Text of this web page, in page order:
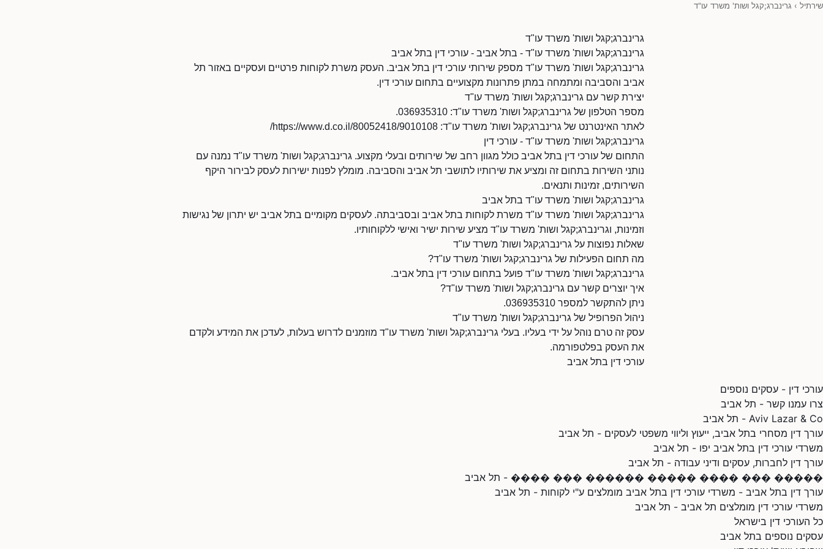
שירתיל › גרינברג;קגל ושות' משרד עו"ד
גרינברג;קגל ושות' משרד עו"ד
גרינברג;קגל ושות' משרד עו"ד - בתל אביב - עורכי דין בתל אביב
גרינברג;קגל ושות' משרד עו"ד מספק שירותי עורכי דין בתל אביב. העסק משרת לקוחות פרטיים ועסקיים באזור תל
אביב והסביבה ומתמחה במתן פתרונות מקצועיים בתחום עורכי דין.
יצירת קשר עם גרינברג;קגל ושות' משרד עו"ד
מספר הטלפון של גרינברג;קגל ושות' משרד עו"ד: 036935310.
לאתר האינטרנט של גרינברג;קגל ושות' משרד עו"ד: https://www.d.co.il/80052418/9010108/
גרינברג;קגל ושות' משרד עו"ד - עורכי דין
התחום של עורכי דין בתל אביב כולל מגוון רחב של שירותים ובעלי מקצוע. גרינברג;קגל ושות' משרד עו"ד נמנה עם
נותני השירות בתחום זה ומציע את שירותיו לתושבי תל אביב והסביבה. מומלץ לפנות ישירות לעסק לבירור היקף
השירותים, זמינות ותנאים.
גרינברג;קגל ושות' משרד עו"ד בתל אביב
גרינברג;קגל ושות' משרד עו"ד משרת לקוחות בתל אביב ובסביבתה. לעסקים מקומיים בתל אביב יש יתרון של נגישות
וזמינות, וגרינברג;קגל ושות' משרד עו"ד מציע שירות ישיר ואישי ללקוחותיו.
שאלות נפוצות על גרינברג;קגל ושות' משרד עו"ד
מה תחום הפעילות של גרינברג;קגל ושות' משרד עו"ד?
גרינברג;קגל ושות' משרד עו"ד פועל בתחום עורכי דין בתל אביב.
איך יוצרים קשר עם גרינברג;קגל ושות' משרד עו"ד?
ניתן להתקשר למספר 036935310.
ניהול הפרופיל של גרינברג;קגל ושות' משרד עו"ד
עסק זה טרם נוהל על ידי בעליו. בעלי גרינברג;קגל ושות' משרד עו"ד מוזמנים לדרוש בעלות, לעדכן את המידע ולקדם
את העסק בפלטפורמה.
עורכי דין בתל אביב
עורכי דין - עסקים נוספים
צרו עמנו קשר - תל אביב
Aviv Lazar & Co - תל אביב
עורך דין מסחרי בתל אביב, ייעוץ וליווי משפטי לעסקים - תל אביב
משרדי עורכי דין בתל אביב יפו - תל אביב
עורך דין לחברות, עסקים ודיני עבודה - תל אביב
����� ��� ���� ����� ������ ��� ���� - תל אביב
עורך דין בתל אביב - משרדי עורכי דין בתל אביב מומלצים ע"י לקוחות - תל אביב
משרדי עורכי דין מומלצים תל אביב - תל אביב
כל העורכי דין בישראל
עסקים נוספים בתל אביב